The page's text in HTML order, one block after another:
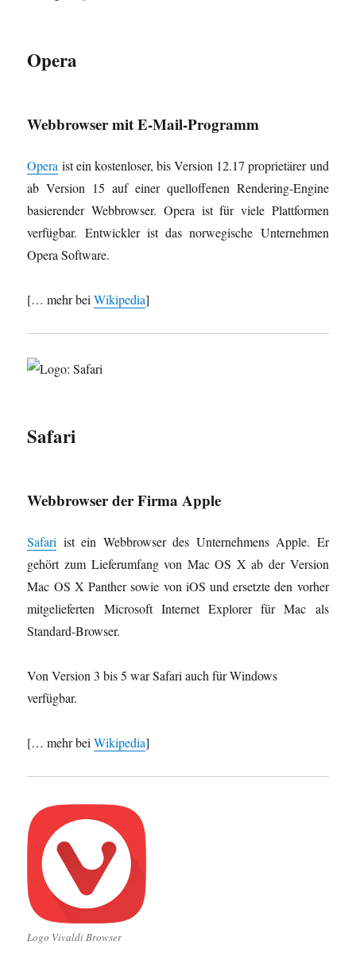
Opera
Webbrowser mit E-Mail-Programm
Opera ist ein kostenloser, bis Version 12.17 proprietärer und
ab Version 15 auf einer quelloffenen Rendering-Engine
basierender Webbrowser. Opera ist für viele Plattformen
verfügbar. Entwickler ist das norwegische Unternehmen
Opera Software.
[… mehr beiWikipedia]
Safari
Webbrowser der Firma Apple
Safari ist ein Webbrowser des Unternehmens Apple. Er
gehört zum Lieferumfang von Mac OS X ab der Version
Mac OS X Panther sowie von iOS und ersetzte den vorher
mitgelieferten Microsoft Internet Explorer für Mac als
Standard-Browser.
Von Version 3 bis 5 war Safari auch für Windows
verfügbar.
[… mehr beiWikipedia]
Logo Vivaldi Browser